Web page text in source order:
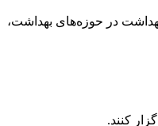
در حوزه‌های بهداشت،
کنند.